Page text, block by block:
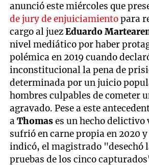
anunció este miércoles que
de jury de enjuiciamientopara
cargo al juezEduardo
nivel mediático por haber
polémica en 2019 cuando
inconstitucional la pena de
determinada por un juicio
hombres culpables de cometer
agravado. Pese a este
aThomases un hecho delictivo
sufrió en carne propia en 2020 y
indicó, el magistrado "desechó
pruebas de los cinco